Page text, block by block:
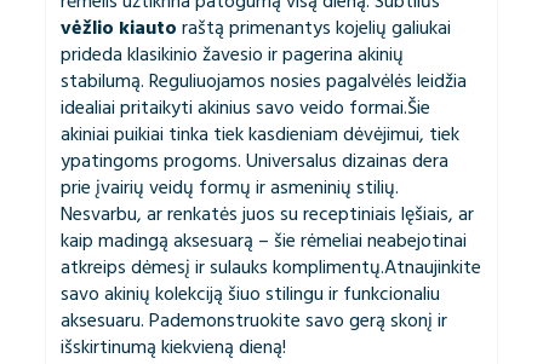
vėžlio kiautoraštą primenantys kojelių galiukai
prideda klasikinio žavesio ir pagerina akinių
stabilumą. Reguliuojamos nosies pagalvėlės leidžia
idealiai pritaikyti akinius savo veido formai.Šie
akiniai puikiai tinka tiek kasdieniam dėvėjimui, tiek
ypatingoms progoms. Universalus dizainas dera
prie įvairių veidų formų ir asmeninių stilių.
Nesvarbu, ar renkatės juos su receptiniais lęšiais, ar
kaip madingą aksesuarą – šie rėmeliai neabejotinai
atkreips dėmesį ir sulauks komplimentų.Atnaujinkite
savo akinių kolekciją šiuo stilingu ir funkcionaliu
aksesuaru. Pademonstruokite savo gerą skonį ir
išskirtinumą kiekvieną dieną!